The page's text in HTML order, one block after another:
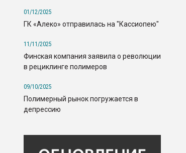
01/12/2025
ГК «Алеко» отправилась на "Кассиопею"
11/11/2025
Финская компания заявила о революции
в рециклинге полимеров
09/10/2025
Полимерный рынок погружается в
депрессию